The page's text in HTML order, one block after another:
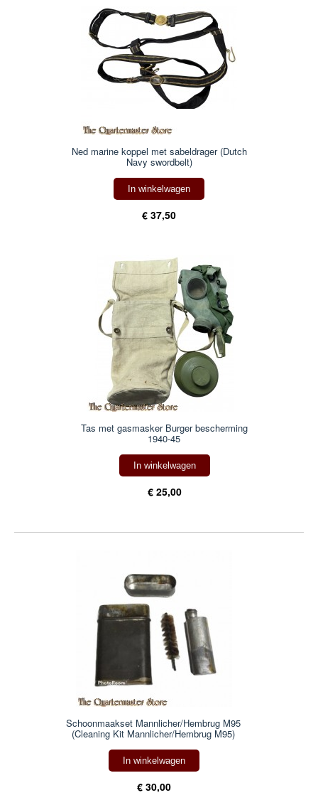
Ned marine koppel met sabeldrager (Dutch
Navy swordbelt)
In winkelwagen
€ 37,50
Tas met gasmasker Burger bescherming
1940-45
In winkelwagen
€ 25,00
Schoonmaakset Mannlicher/Hembrug M95
(Cleaning Kit Mannlicher/Hembrug M95)
In winkelwagen
€ 30,00